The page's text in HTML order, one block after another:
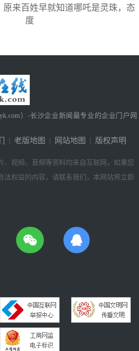
原来百姓早就知道哪吒是灵珠，态
度
）-长沙企业新闻最专业的企业门户网
| 老版地图 | 网站地图 | 版权声明
、视频、音频等资料均来自互联网，如果您
法权益的内容，请联系我们，本网站将立即